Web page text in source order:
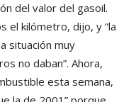
del valor del gasoil.
el kilómetro, dijo, y “la
situación muy
no daban”. Ahora,
esta semana,